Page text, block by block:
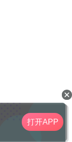
打开APP